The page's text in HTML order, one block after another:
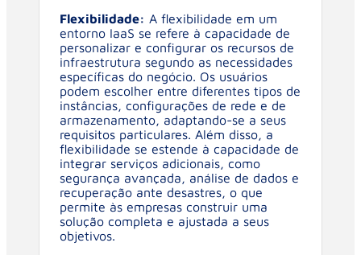
Flexibilidade: A flexibilidade em um
entorno IaaS se refere à capacidade de
personalizar e configurar os recursos de
infraestrutura segundo as necessidades
específicas do negócio. Os usuários
podem escolher entre diferentes tipos de
instâncias, configurações de rede e de
armazenamento, adaptando-se a seus
requisitos particulares. Além disso, a
flexibilidade se estende à capacidade de
integrar serviços adicionais, como
segurança avançada, análise de dados e
recuperação ante desastres, o que
permite às empresas construir uma
solução completa e ajustada a seus
objetivos.